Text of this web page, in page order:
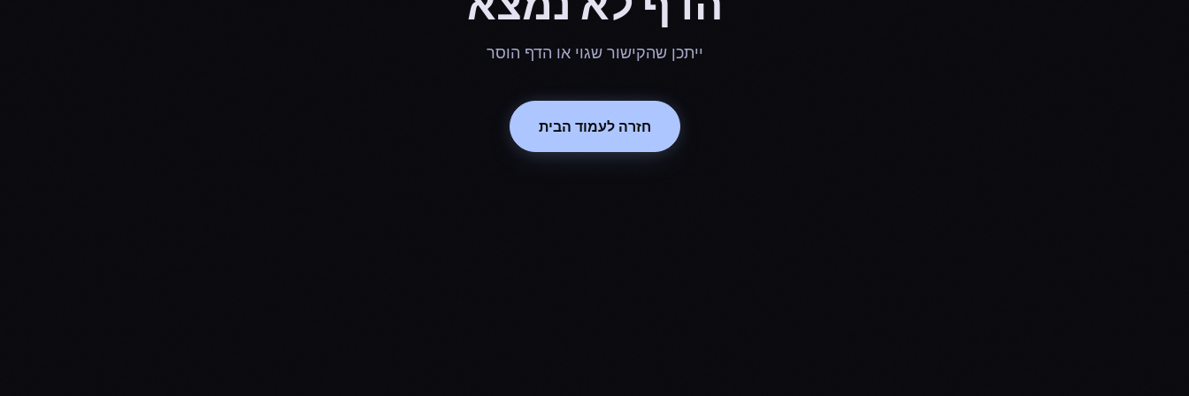
ייתכן שהקישור שגוי או הדף הוסר
חזרה לעמוד הבית